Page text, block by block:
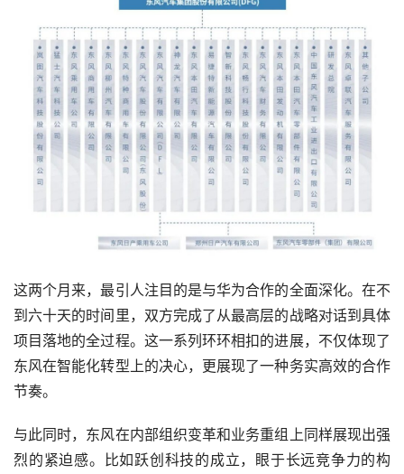
这两个月来，最引人注目的是与华为合作的全面深化。在不
到六十天的时间里，双方完成了从最高层的战略对话到具体
项目落地的全过程。这一系列环环相扣的进展，不仅体现了
东风在智能化转型上的决心，更展现了一种务实高效的合作
节奏。
与此同时，东风在内部组织变革和业务重组上同样展现出强
烈的紧迫感。比如跃创科技的成立，眼于长远竞争力的构